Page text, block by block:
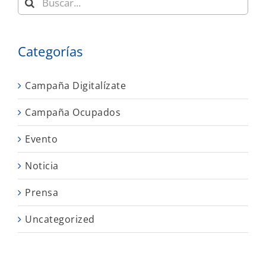
Categorías
Campaña Digitalízate
Campaña Ocupados
Evento
Noticia
Prensa
Uncategorized